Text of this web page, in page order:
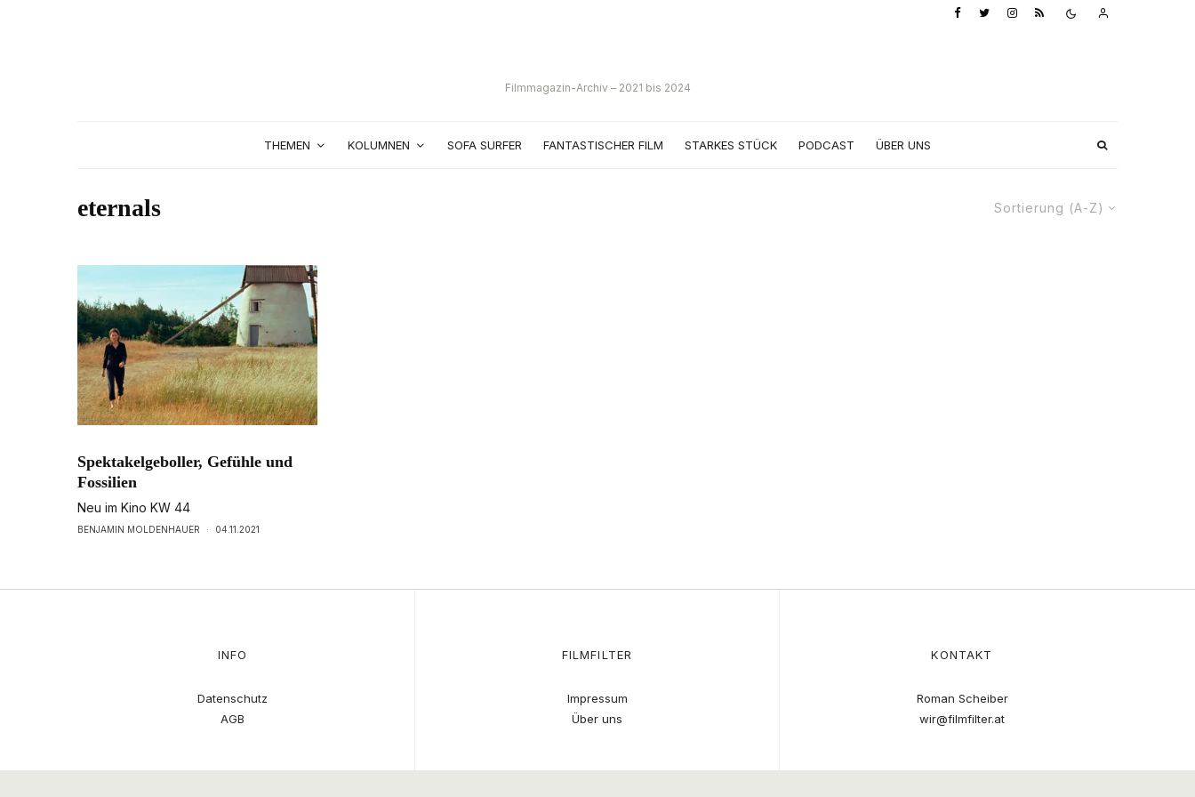
Filmmagazin-Archiv – 2021 bis 2024
THEMEN KOLUMNEN SOFA SURFER FANTASTISCHER FILM STARKES STÜCK PODCAST ÜBER UNS
Sortierung (A-Z)
eternals
Spektakelgeboller, Gefühle und
Fossilien
Neu im Kino KW 44
BENJAMIN MOLDENHAUER · 04.11.2021
INFO
Datenschutz
AGB
FILMFILTER
Impressum
Über uns
KONTAKT
Roman Scheiber
wir@filmfilter.at